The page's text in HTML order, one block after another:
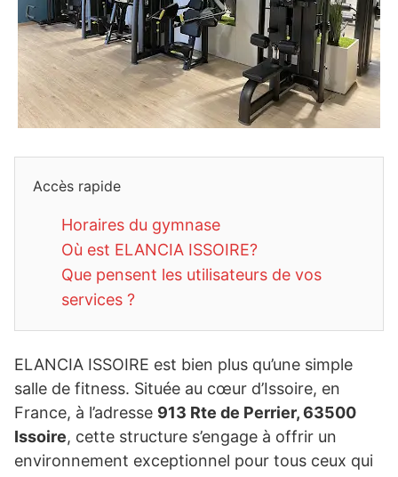
Accès rapide
Horaires du gymnase
Où est ELANCIA ISSOIRE?
Que pensent les utilisateurs de vos
services ?
ELANCIA ISSOIRE est bien plus qu’une simple
salle de fitness. Située au cœur d’Issoire, en
France, à l’adresse 913 Rte de Perrier, 63500
Issoire, cette structure s’engage à offrir un
environnement exceptionnel pour tous ceux qui